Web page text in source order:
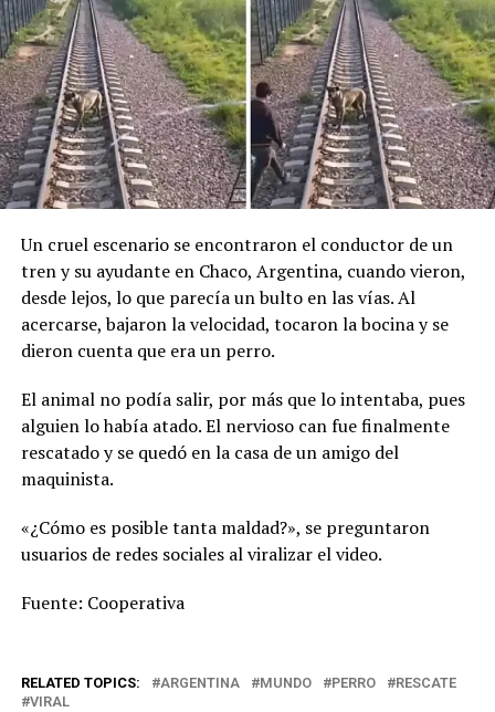
Un cruel escenario se encontraron el conductor de un
tren y su ayudante en Chaco, Argentina, cuando vieron,
desde lejos, lo que parecía un bulto en las vías. Al
acercarse, bajaron la velocidad, tocaron la bocina y se
dieron cuenta que era un perro.
El animal no podía salir, por más que lo intentaba, pues
alguien lo había atado. El nervioso can fue finalmente
rescatado y se quedó en la casa de un amigo del
maquinista.
«¿Cómo es posible tanta maldad?», se preguntaron
usuarios de redes sociales al viralizar el video.
Fuente: Cooperativa
RELATED TOPICS: ARGENTINA MUNDO PERRO
RESCATE
VIRAL